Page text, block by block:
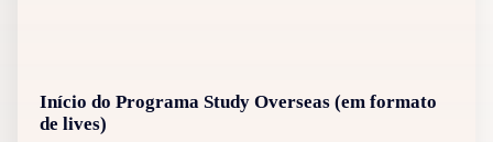
Início do Programa Study Overseas (em formato
de lives)